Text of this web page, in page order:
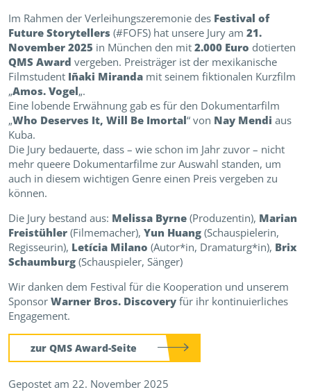
Im Rahmen der Verleihungszeremonie des Festival of
Future Storytellers (#FOFS) hat unsere Jury am 21.
November 2025 in München den mit 2.000 Euro dotierten
QMS Award vergeben. Preisträger ist der mexikanische
Filmstudent Iñaki Miranda mit seinem fiktionalen Kurzfilm
„Amos. Vogel„.
Eine lobende Erwähnung gab es für den Dokumentarfilm
„Who Deserves It, Will Be Imortal“ von Nay Mendi aus
Kuba.
Die Jury bedauerte, dass – wie schon im Jahr zuvor – nicht
mehr queere Dokumentarfilme zur Auswahl standen, um
auch in diesem wichtigen Genre einen Preis vergeben zu
können.
Die Jury bestand aus: Melissa Byrne (Produzentin), Marian
Freistühler (Filmemacher), Yun Huang (Schauspielerin,
Regisseurin), Letícia Milano (Autor*in, Dramaturg*in), Brix
Schaumburg (Schauspieler, Sänger)
Wir danken dem Festival für die Kooperation und unserem
Sponsor Warner Bros. Discovery für ihr kontinuierliches
Engagement.
zur QMS Award-Seite
Gepostet am 22. November 2025